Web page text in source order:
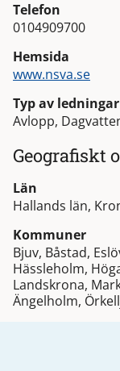
Telefon
0104909700
Hemsida
www.nsva.se
Typ av ledningar
Avlopp,
Geografiskt
Län
Hallands län,
Kommuner
Bjuv, Båstad,
Hässleholm,
Landskrona,
Ängelholm,